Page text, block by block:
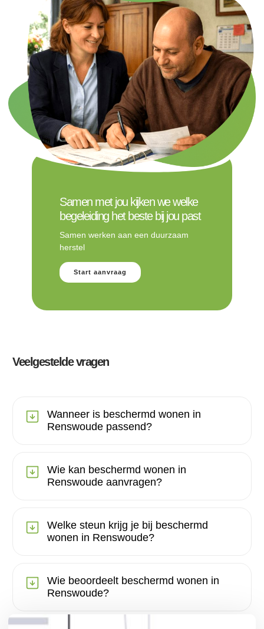
Samen met jou kijken we welke
begeleiding het beste bij jou past
Samen werken aan een duurzaam
herstel
Start aanvraag
Veelgestelde vragen
Wanneer is beschermd wonen in
Renswoude passend?
Wie kan beschermd wonen in
Renswoude aanvragen?
Welke steun krijg je bij beschermd
wonen in Renswoude?
Wie beoordeelt beschermd wonen in
Renswoude?